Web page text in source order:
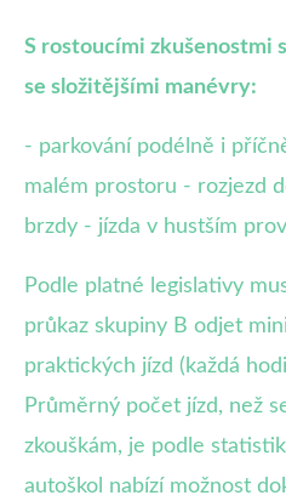
S rostoucími zkušenostmi
se složitějšími manévry:
- parkování podélně i
malém prostoru - rozjezd
brzdy - jízda v hustším
Podle platné legislativy
průkaz skupiny B odjet
praktických jízd (každá
Průměrný počet jízd, než
zkouškám, je podle
autoškol nabízí možnost